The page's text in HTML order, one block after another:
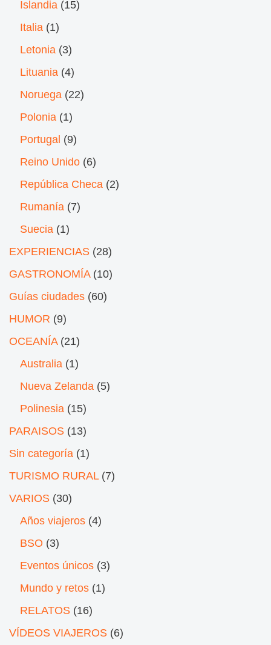
Islandia (15)
Italia (1)
Letonia (3)
Lituania (4)
Noruega (22)
Polonia (1)
Portugal (9)
Reino Unido (6)
República Checa (2)
Rumanía (7)
Suecia (1)
EXPERIENCIAS (28)
GASTRONOMÍA(10)
Guías ciudades (60)
HUMOR (9)
OCEANÍA(21)
Australia (1)
Nueva Zelanda (5)
Polinesia (15)
PARAISOS (13)
Sin categoría (1)
TURISMO RURAL(7)
VARIOS (30)
Años viajeros (4)
BSO (3)
Eventos únicos (3)
Mundo y retos (1)
RELATOS (16)
VÍDEOS VIAJEROS (6)